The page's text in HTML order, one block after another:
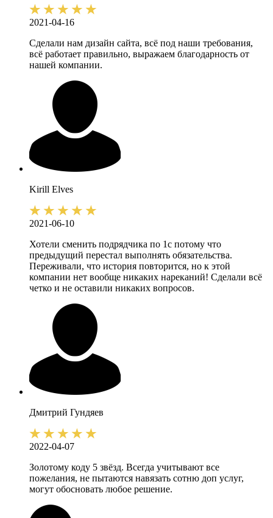
2021-04-16
Сделали нам дизайн сайта, всё под наши требования,
всё работает правильно, выражаем благодарность от
нашей компании.
Kirill Elves
2021-06-10
Хотели сменить подрядчика по 1с потому что
предыдущий перестал выполнять обязательства.
Переживали, что история повторится, но к этой
компании нет вообще никаких нареканий! Сделали всё
четко и не оставили никаких вопросов.
Дмитрий Гундяев
2022-04-07
Золотому коду 5 звёзд. Всегда учитывают все
пожелания, не пытаются навязать сотню доп услуг,
могут обосновать любое решение.